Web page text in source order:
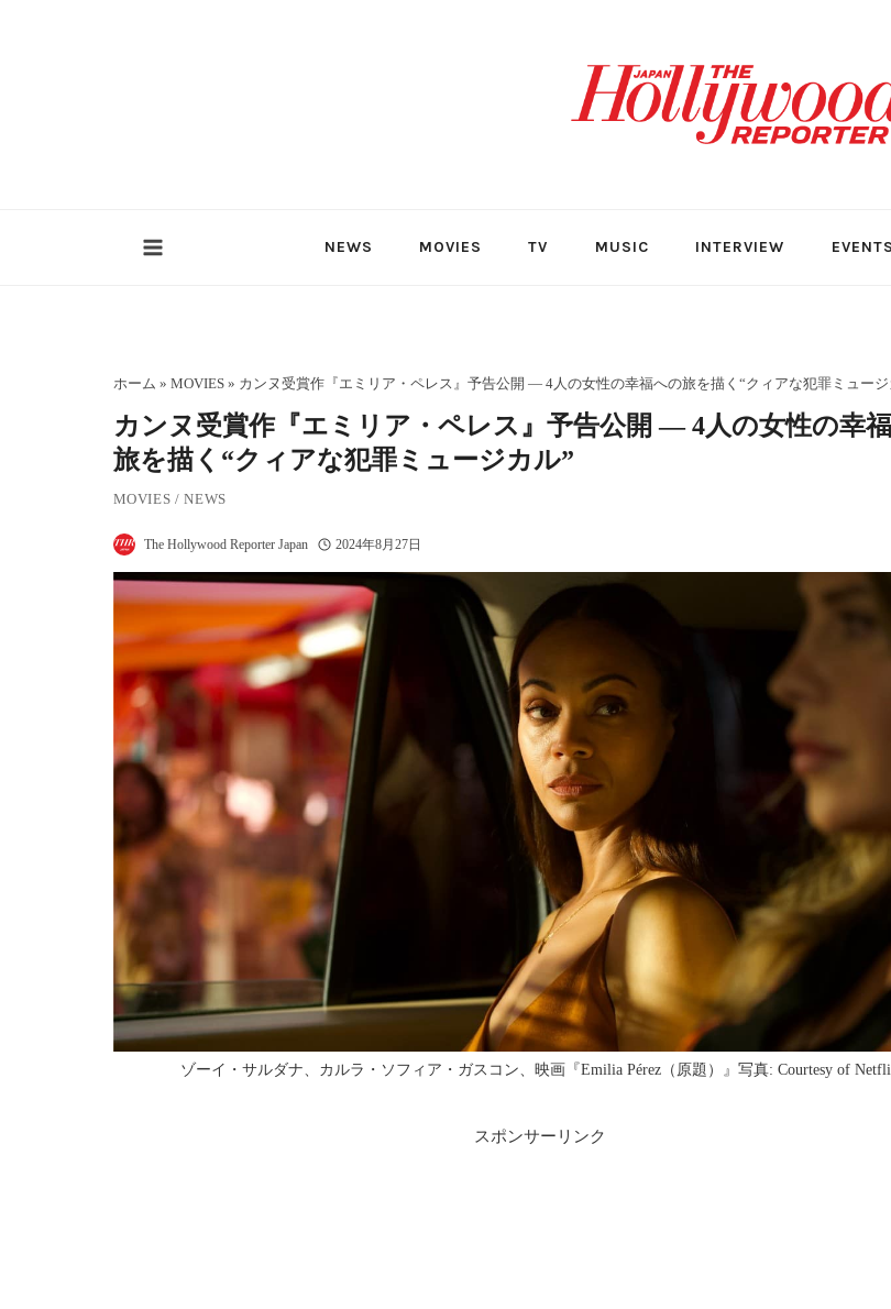
NEWS MOVIES TV MUSIC INTERVIEW EVENTS
ホーム » MOVIES» カンヌ受賞作『エミリア・ペレス』予告公開 ― 4人の女性の幸福への旅を描く“クィアな犯罪ミュージ
カンヌ受賞作『エミリア・ペレス』予告公開 ― 4人の女性の幸
旅を描く“クィアな犯罪ミュージカル”
MOVIES /NEWS
The Hollywood Reporter Japan 2024年8月27日
ゾーイ・サルダナ、カルラ・ソフィア・ガスコン、映画『Emilia Pérez（原題）』写真: Courtesy of
スポンサーリンク